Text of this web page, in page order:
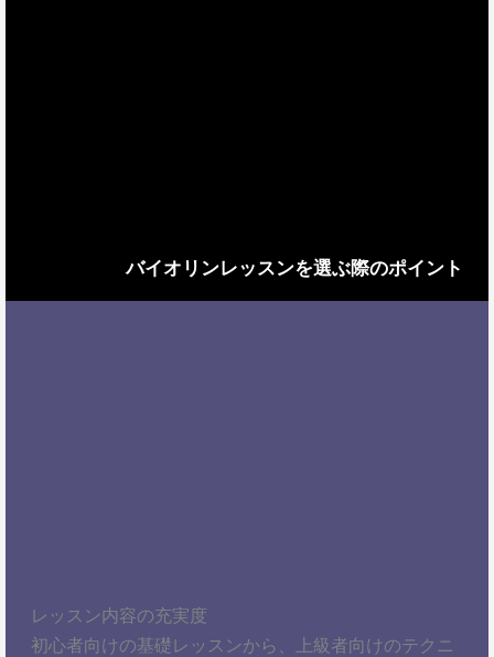
バイオリンレッスンを選ぶ際のポイント
レッスン内容の充実度
初心者向けの基礎レッスンから、上級者向けのテクニ